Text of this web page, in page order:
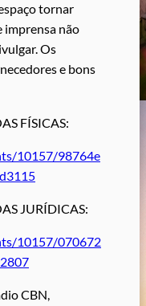
tornar
imprensa não
Os
e bons
FÍSICAS:
10157/98764e
JURÍDICAS:
10157/070672
CBN,